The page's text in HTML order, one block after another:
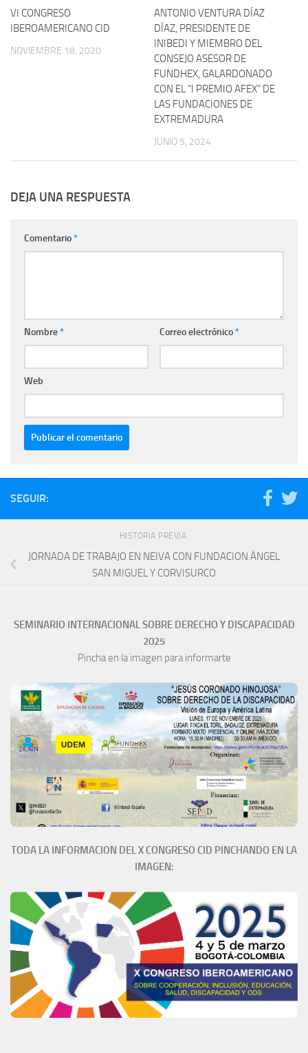
VI CONGRESO
IBEROAMERICANO CID
NOVIEMBRE 18, 2020
ANTONIO VENTURA DÍAZ
DÍAZ, PRESIDENTE DE
INIBEDI Y MIEMBRO DEL
CONSEJO ASESOR DE
FUNDHEX, GALARDONADO
CON EL “I PREMIO AFEX” DE
LAS FUNDACIONES DE
EXTREMADURA
JUNIO 5, 2024
DEJA UNA RESPUESTA
Comentario*
Nombre* Correo electrónico*
Web
SEGUIR:
HISTORIA PREVIA
JORNADA DE TRABAJO EN NEIVA CON FUNDACION ÁNGEL
SAN MIGUEL Y CORVISURCO
SEMINARIO INTERNACIONAL SOBRE DERECHO Y DISCAPACIDAD
2025
Pincha en la imagen para informarte
TODA LA INFORMACION DEL X CONGRESO CID PINCHANDO EN LA
IMAGEN: